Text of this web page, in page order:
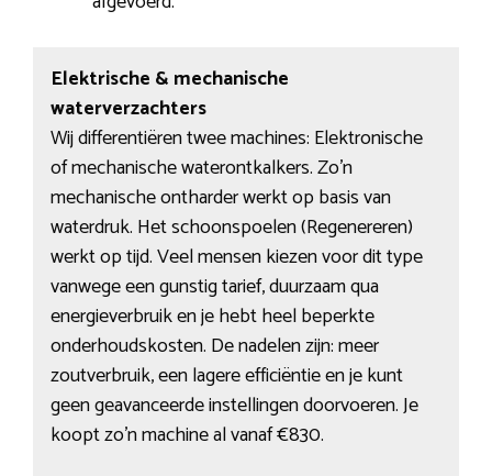
Elektrische & mechanische
waterverzachters
Wij differentiëren twee machines: Elektronische
of mechanische waterontkalkers. Zo’n
mechanische ontharder werkt op basis van
waterdruk. Het schoonspoelen (Regenereren)
werkt op tijd. Veel mensen kiezen voor dit type
vanwege een gunstig tarief, duurzaam qua
energieverbruik en je hebt heel beperkte
onderhoudskosten. De nadelen zijn: meer
zoutverbruik, een lagere efficiëntie en je kunt
geen geavanceerde instellingen doorvoeren. Je
koopt zo’n machine al vanaf €830.